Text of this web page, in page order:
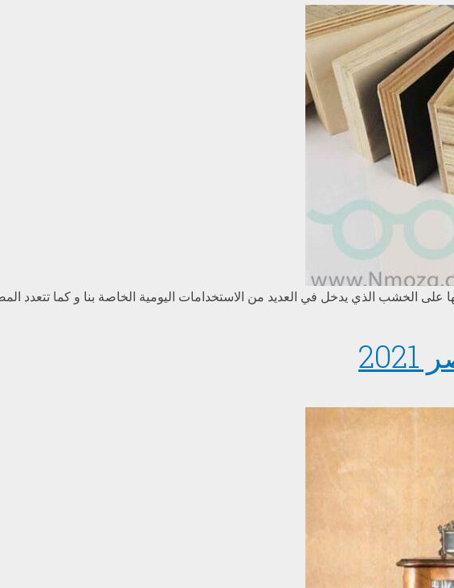
الخشب الذي يدخل في العديد من الاستخدامات اليومية الخاصة بنا و كما تتعدد